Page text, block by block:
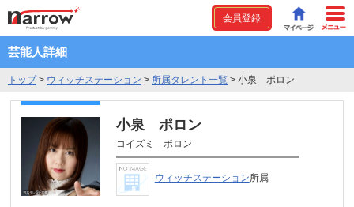
会員登録
芸能人詳細
トップ> ウィッチステーション > 所属タレント一覧 > 小泉 ポロン
小泉 ポロン
コイズミ ポロン
ウィッチステーション所属